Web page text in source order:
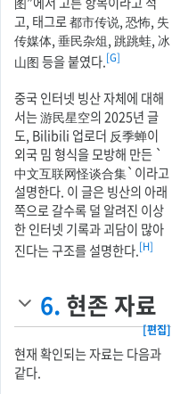
고, 태그로 都市传说, 恐怖, 失
传媒体, 垂民杂俎, 跳跳蛙, 冰
山图 등을 붙였다.[G]
중국 인터넷 빙산 자체에 대해
서는 游民星空의 2025년 글
도, Bilibili 업로더 反季蝉이
외국 밈 형식을 모방해 만든 `
中文互联网怪谈合集`이라고
설명한다. 이 글은 빙산의 아래
쪽으로 갈수록 덜 알려진 이상
한 인터넷 기록과 괴담이 많아
진다는 구조를 설명한다.[H]
6. 현존 자료
[편집]
현재 확인되는 자료는 다음과
같다.